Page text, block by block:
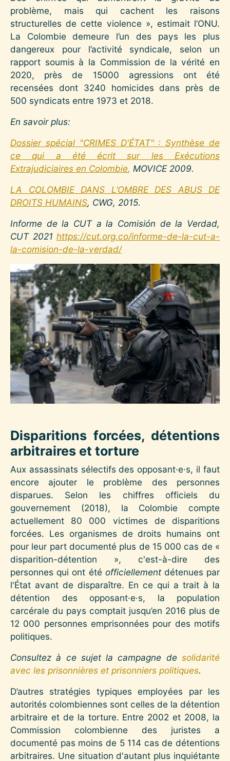
problème, mais qui cachent les raisons
structurelles de cette violence », estimait l’ONU.
La Colombie demeure l’un des pays les plus
dangereux pour l’activité syndicale, selon un
rapport soumis à la Commission de la vérité en
2020, près de 15000 agressions ont été
recensées dont 3240 homicides dans près de
500 syndicats entre 1973 et 2018.
En savoir plus:
Dossier spécial "CRIMES D'ÉTAT" : Synthèse de
ce qui a été écrit sur les Exécutions
Extrajudiciaires en Colombie, MOVICE 2009.
LA COLOMBIE DANS L’OMBRE DES ABUS DE
DROITS HUMAINS, CWG, 2015.
Informe de la CUT a la Comisión de la Verdad,
CUT 2021 https://cut.org.co/informe-de-la-cut-a-
la-comision-de-la-verdad/
Image
Disparitions forcées, détentions
arbitraires et torture
Aux assassinats sélectifs des opposant·e·s, il faut
encore ajouter le problème des personnes
disparues. Selon les chiffres officiels du
gouvernement (2018), la Colombie compte
actuellement 80 000 victimes de disparitions
forcées. Les organismes de droits humains ont
pour leur part documenté plus de 15 000 cas de «
disparition-détention », c'est-à-dire des
personnes qui ont été officiellement détenues par
l'État avant de disparaître. En ce qui a trait à la
détention des opposant·e·s, la population
carcérale du pays comptait jusqu’en 2016 plus de
12 000 personnes emprisonnées pour des motifs
politiques.
Consultez à ce sujet la campagne de solidarité
avec les prisonnières et prisonniers politiques.
D’autres stratégies typiques employées par les
autorités colombiennes sont celles de la détention
arbitraire et de la torture. Entre 2002 et 2008, la
Commission colombienne des juristes a
documenté pas moins de 5 114 cas de détentions
arbitraires. Une situation d'autant plus inquiétante